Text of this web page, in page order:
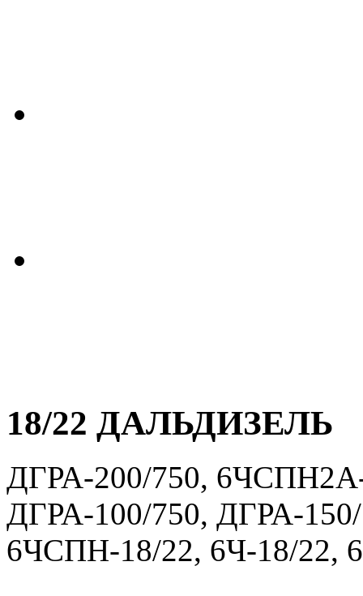
18/22 ДАЛЬДИЗЕЛЬ
ДГРА-200/750,
ДГРА-100/750, ДГРА-
6ЧСПН-18/22, 6Ч-18/22,